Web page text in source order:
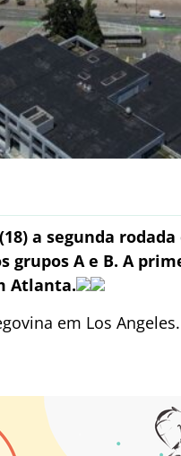
a segunda
A e B. A
Atlanta.
em Los